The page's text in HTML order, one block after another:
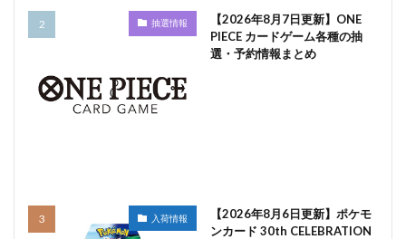
抽選情報
【2026年8月7日更新】ONE
PIECE カードゲーム各種の抽
選・予約情報まとめ
入荷情報
【2026年8月6日更新】ポケモ
ンカード 30th CELEBRATION